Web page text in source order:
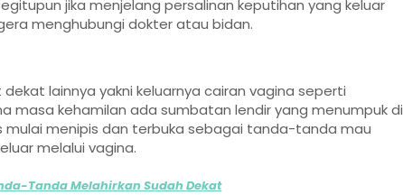
jika menjelang persalinan keputihan yang keluar
menghubungi dokter atau bidan.
lainnya yakni keluarnya cairan vagina seperti
masa kehamilan ada sumbatan lendir yang menumpuk di
mulai menipis dan terbuka sebagai tanda-tanda mau
melalui vagina.
Tanda Melahirkan Sudah Dekat